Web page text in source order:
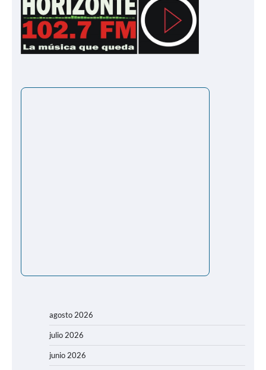
agosto 2026
julio 2026
junio 2026